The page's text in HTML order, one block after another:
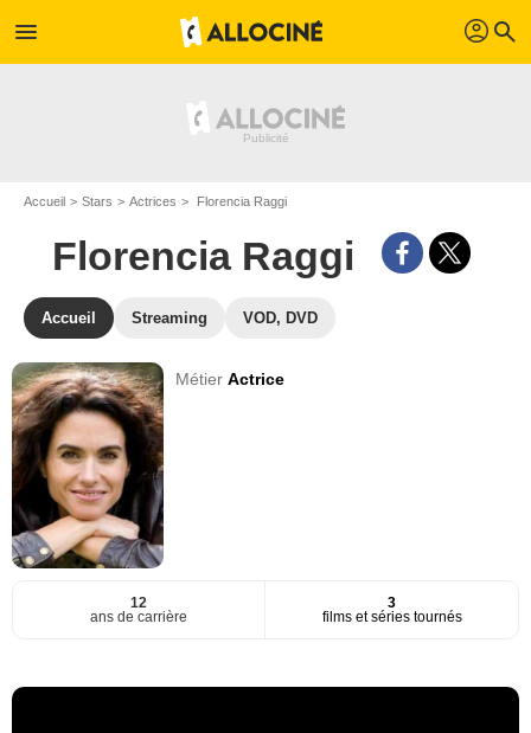
menu profil search
Accueil Stars Actrices Florencia Raggi
Florencia Raggi
Accueil Streaming VOD, DVD
MétierActrice
12
ans de carrière
3
films et séries tournés